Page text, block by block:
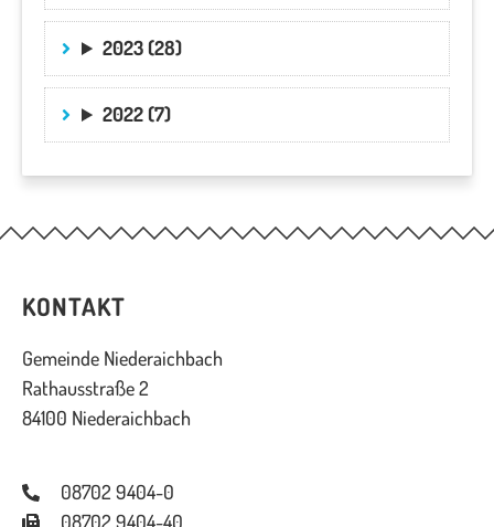
2023 (28)
2022 (7)
KONTAKT
Gemeinde Niederaichbach
Rathausstraße 2
84100 Niederaichbach
08702 9404-0
08702 9404-40